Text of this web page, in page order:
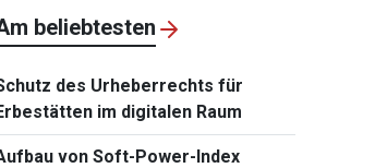
Long-Bucht
beliebtesten
des Urheberrechts für
im digitalen Raum
von Soft-Power-Index